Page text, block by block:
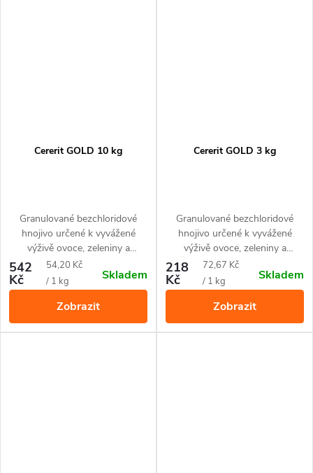
Cererit GOLD 10 kg
Granulované bezchloridové
hnojivo určené k vyvážené
výživě ovoce, zeleniny a
okrasných rostlin. U jehličnanů
je účinnou prevencí proti
hnědnutí jehlic.
542
Kč
Měrná
cena:
54,20 Kč
/ 1 kg
Skladem
Zobrazit
Cererit GOLD 3 kg
Granulované bezchloridové
hnojivo určené k vyvážené
výživě ovoce, zeleniny a
okrasných rostlin. U jehličnanů
je účinnou prevencí proti
hnědnutí jehlic.
218
Kč
Měrná
cena:
72,67 Kč
/ 1 kg
Skladem
Zobrazit